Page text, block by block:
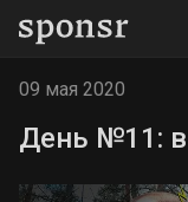
09 мая 2020
День №11: